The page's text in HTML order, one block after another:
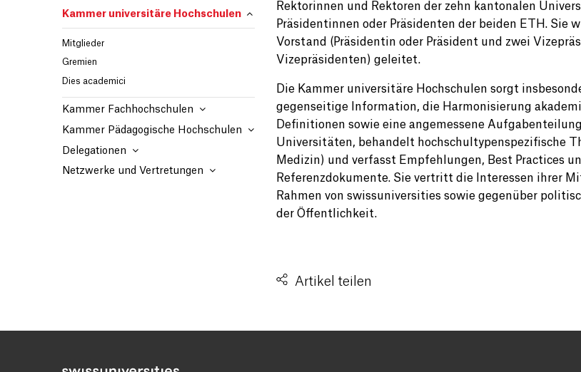
Kammer universitäre Hochschulen
Mitglieder
Gremien
Dies academici
Kammer Fachhochschulen
Kammer Pädagogische Hochschulen
Delegationen
Netzwerke und Vertretungen
Rektorinnen und Rektoren der zehn kantonalen
Präsidentinnen oder Präsidenten der beiden ETH. Sie
Vorstand (Präsidentin oder Präsident und zwei
Vizepräsidenten) geleitet.
Die Kammer universitäre Hochschulen sorgt
gegenseitige Information, die Harmonisierung
Definitionen sowie eine angemessene
Universitäten, behandelt hochschultypenspezifische
Medizin) und verfasst Empfehlungen, Best Practices
Referenzdokumente. Sie vertritt die Interessen ihrer
Rahmen von swissuniversities sowie gegenüber
der Öffentlichkeit.
Artikel teilen